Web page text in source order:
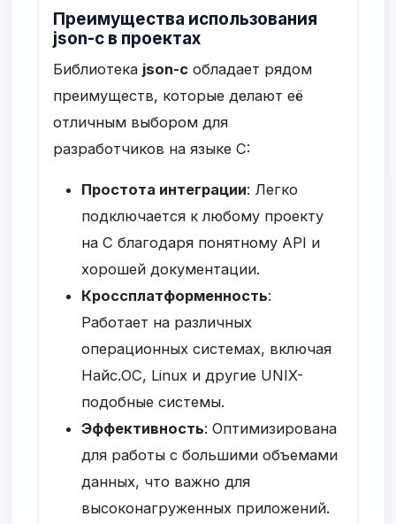
Преимущества использования
json-c в проектах
Библиотека json-c обладает рядом
преимуществ, которые делают её
отличным выбором для
разработчиков на языке C:
Простота интеграции: Легко
подключается к любому проекту
на C благодаря понятному API и
хорошей документации.
Кроссплатформенность:
Работает на различных
операционных системах, включая
Найс.ОС, Linux и другие UNIX-
подобные системы.
Эффективность: Оптимизирована
для работы с большими объемами
данных, что важно для
высоконагруженных приложений.